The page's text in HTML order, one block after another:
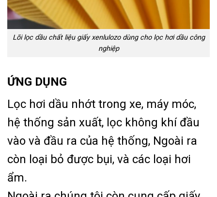
Lõi lọc dầu chất liệu giấy xenlulozo dùng cho lọc hơi dầu công
nghiệp
ỨNG DỤNG
Lọc hơi dầu nhớt trong xe, máy móc,
hệ thống sản xuất, lọc không khí đầu
vào và đầu ra của hệ thống, Ngoài ra
còn loại bỏ được bụi, và các loại hơi
ẩm.